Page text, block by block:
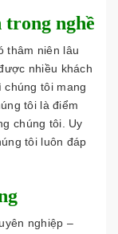
nghề
thâm niên lâu
nhiều khách
tôi mang
tôi là điểm
chúng tôi. Uy
tôi luôn đáp
nghiệp –